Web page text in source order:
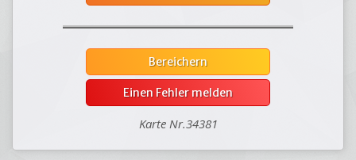
Bereichern
Einen Fehler melden
Karte Nr.34381